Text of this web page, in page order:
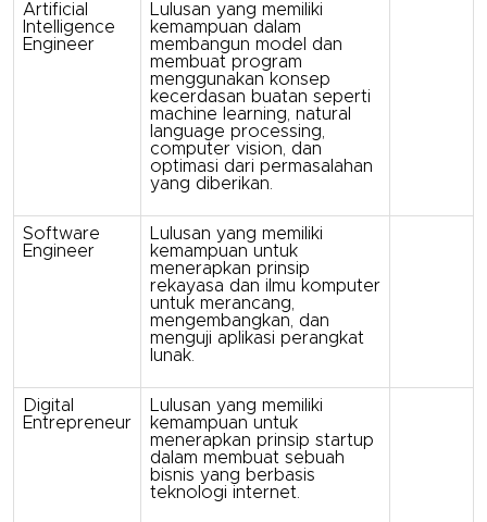
Artificial
Intelligence
Engineer
Lulusan yang memiliki
kemampuan dalam
membangun model dan
membuat program
menggunakan konsep
kecerdasan buatan seperti
machine learning, natural
language processing,
computer vision, dan
optimasi dari permasalahan
yang diberikan.
Software
Engineer
Lulusan yang memiliki
kemampuan untuk
menerapkan prinsip
rekayasa dan ilmu komputer
untuk merancang,
mengembangkan, dan
menguji aplikasi perangkat
lunak.
Digital
Entrepreneur
Lulusan yang memiliki
kemampuan untuk
menerapkan prinsip startup
dalam membuat sebuah
bisnis yang berbasis
teknologi internet.